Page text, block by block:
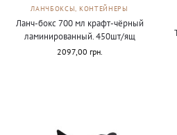
ЛАНЧБОКСЫ, КОНТЕЙНЕРЫ
Ланч-бокс 700 мл крафт-чёрный
ламинированный. 450шт/ящ
2097,00 грн.